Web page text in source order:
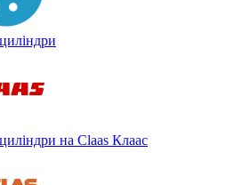
на Claas Клаас